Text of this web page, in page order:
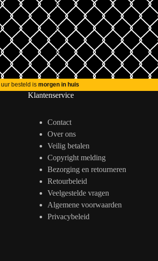
uur besteld ismorgen in huis
Klantenservice
Contact
Over ons
Veilig betalen
Copyright melding
Bezorging en retourneren
Retourbeleid
Veelgestelde vragen
Algemene voorwaarden
Privacybeleid